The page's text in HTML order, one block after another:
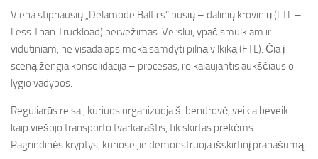
Viena stipriausių „Delamode Baltics“ pusių – dalinių krovinių (LTL –
Less Than Truckload) pervežimas. Verslui, ypač smulkiam ir
vidutiniam, ne visada apsimoka samdyti pilną vilkiką (FTL). Čia į
sceną žengia konsolidacija – procesas, reikalaujantis aukščiausio
lygio vadybos.
Reguliarūs reisai, kuriuos organizuoja ši bendrovė, veikia beveik
kaip viešojo transporto tvarkaraštis, tik skirtas prekėms.
Pagrindinės kryptys, kuriose jie demonstruoja išskirtinį pranašumą: